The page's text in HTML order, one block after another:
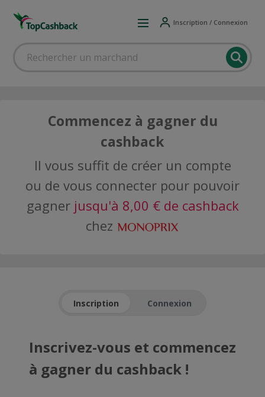
Inscription / Connexion
Commencez à gagner du
cashback
Il vous suffit de créer un compte
ou de vous connecter pour pouvoir
gagner jusqu'à 8,00 € de cashback
chez
Inscription Connexion
Inscrivez-vous et commencez
à gagner du cashback !